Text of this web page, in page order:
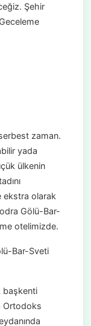
Şehir
zaman.
yada
ülkenin
ekstra olarak
Gölü-Bar-
otelimizde.
Bar-Sveti
başkenti
Ortodoks